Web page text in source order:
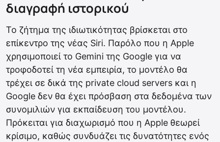
διαγραφή ιστορικού
Το ζήτημα της ιδιωτικότητας βρίσκεται στο
επίκεντρο της νέας Siri. Παρόλο που η Apple
χρησιμοποιεί το Gemini της Google για να
τροφοδοτεί τη νέα εμπειρία, το μοντέλο θα
τρέχει σε δικά της private cloud servers και η
Google δεν θα έχει πρόσβαση στα δεδομένα των
συνομιλιών για εκπαίδευση του μοντέλου.
Πρόκειται για διαχωρισμό που η Apple θεωρεί
κρίσιμο, καθώς συνδυάζει τις δυνατότητες ενός